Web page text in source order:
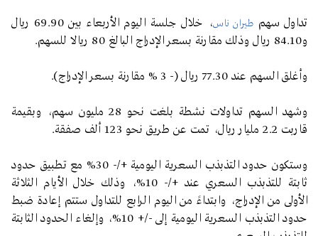
تداول سهم طيران ناس
، خلال جلسة اليوم الأربعاء بين 69.90 ريال
و84.10 ريال وذلك مقارنة بسعر الإدراج البالغ 80 ريالا للسهم.
وأغلق السهم عند 77.30 ريال (- 3 % مقارنة بسعر الإدراج).
وشهد السهم تداولات نشطة بلغت نحو 28 مليون سهم، وبقيمة
قاربت 2.2 مليار ريال، تمت عن طريق نحو 123 ألف صفقة.
وستكون حدود التذبذب السعرية اليومية +/- 30% مع تطبيق حدود
ثابتة للتذبذب السعري عند +/- 10%، وذلك خلال الأيام الثلاثة
الأولى من الإدراج، وابتداءً من اليوم الرابع للتداول ستتم إعادة ضبط
حدود التذبذب السعرية اليومية إلى -/+ 10%، وإلغاء الحدود الثابتة